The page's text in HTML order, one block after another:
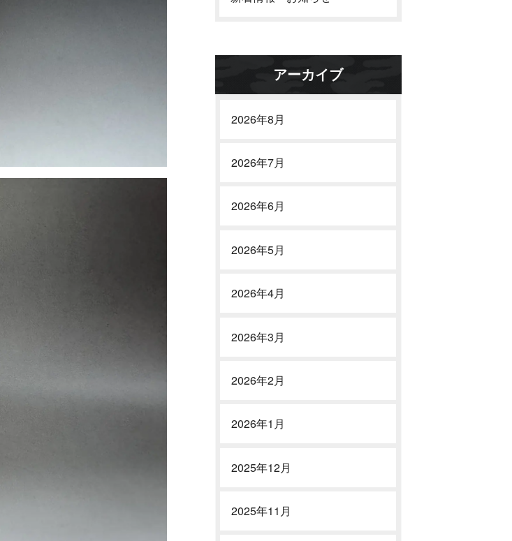
アーカイブ
2026年8月
2026年7月
2026年6月
2026年5月
2026年4月
2026年3月
2026年2月
2026年1月
2025年12月
2025年11月